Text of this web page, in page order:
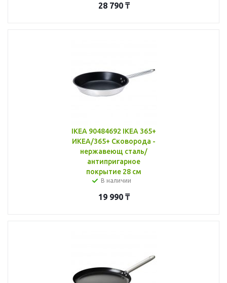
28 790₸
IKEA 90484692 IKEA 365+
ИКЕА/365+ Сковорода -
нержавеющ сталь/
антипригарное
покрытие 28 см
В наличии
19 990₸